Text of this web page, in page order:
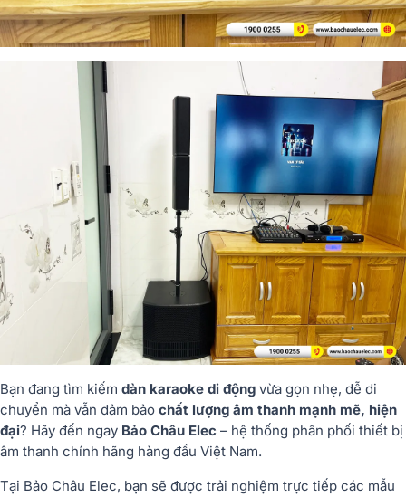
Bạn đang tìm kiếm dàn karaoke di động vừa gọn nhẹ, dễ di
chuyển mà vẫn đảm bảo chất lượng âm thanh mạnh mẽ, hiện
đại? Hãy đến ngay Bảo Châu Elec – hệ thống phân phối thiết bị
âm thanh chính hãng hàng đầu Việt Nam.
Tại Bảo Châu Elec, bạn sẽ được trải nghiệm trực tiếp các mẫu